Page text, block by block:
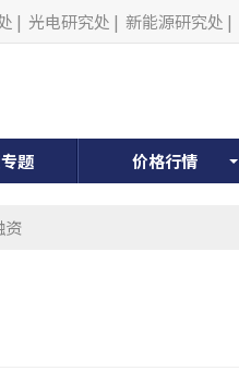
| 光电研究处 | 新能源研究处 |
题 价格行情
资